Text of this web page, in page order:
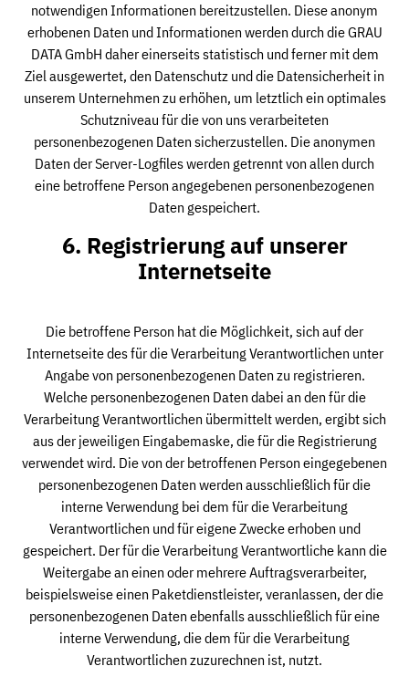
notwendigen Informationen bereitzustellen. Diese anonym
erhobenen Daten und Informationen werden durch die GRAU
DATA GmbH daher einerseits statistisch und ferner mit dem
Ziel ausgewertet, den Datenschutz und die Datensicherheit in
unserem Unternehmen zu erhöhen, um letztlich ein optimales
Schutzniveau für die von uns verarbeiteten
personenbezogenen Daten sicherzustellen. Die anonymen
Daten der Server-Logfiles werden getrennt von allen durch
eine betroffene Person angegebenen personenbezogenen
Daten gespeichert.
6. Registrierung auf unserer
Internetseite
Die betroffene Person hat die Möglichkeit, sich auf der
Internetseite des für die Verarbeitung Verantwortlichen unter
Angabe von personenbezogenen Daten zu registrieren.
Welche personenbezogenen Daten dabei an den für die
Verarbeitung Verantwortlichen übermittelt werden, ergibt sich
aus der jeweiligen Eingabemaske, die für die Registrierung
verwendet wird. Die von der betroffenen Person eingegebenen
personenbezogenen Daten werden ausschließlich für die
interne Verwendung bei dem für die Verarbeitung
Verantwortlichen und für eigene Zwecke erhoben und
gespeichert. Der für die Verarbeitung Verantwortliche kann die
Weitergabe an einen oder mehrere Auftragsverarbeiter,
beispielsweise einen Paketdienstleister, veranlassen, der die
personenbezogenen Daten ebenfalls ausschließlich für eine
interne Verwendung, die dem für die Verarbeitung
Verantwortlichen zuzurechnen ist, nutzt.